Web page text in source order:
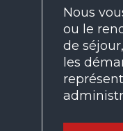
Nous
ou le
de
les